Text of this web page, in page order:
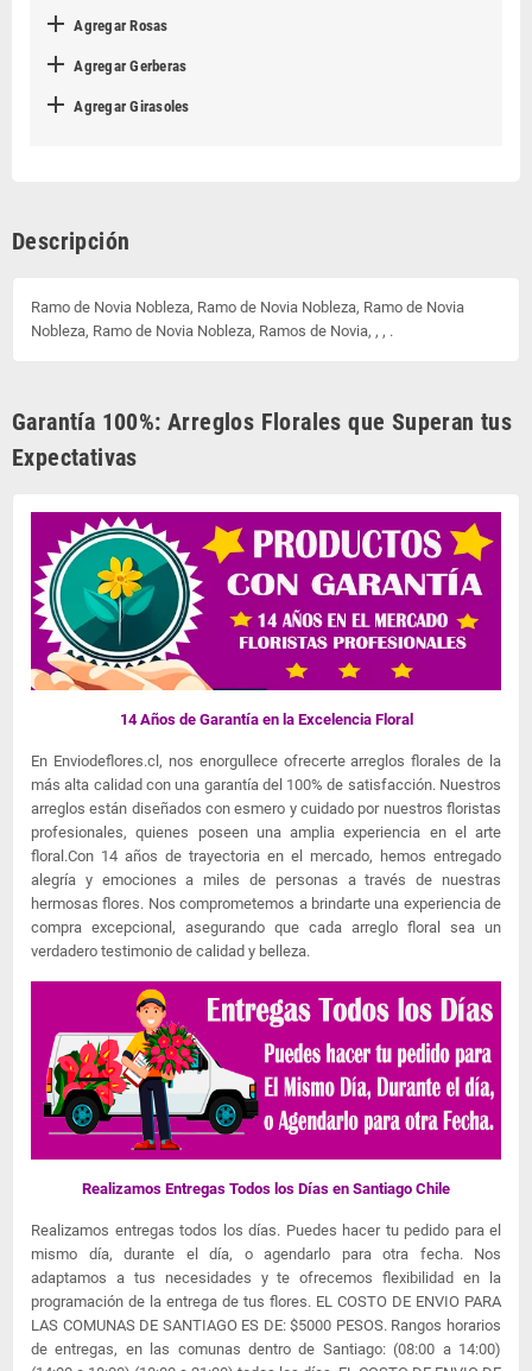
 Agregar Rosas
 Agregar Gerberas
 Agregar Girasoles
Descripción
Ramo de Novia Nobleza, Ramo de Novia Nobleza, Ramo de Novia
Nobleza, Ramo de Novia Nobleza, Ramos de Novia, , , .
Garantía 100%: Arreglos Florales que Superan tus
Expectativas
14 Años de Garantía en la Excelencia Floral
En Enviodeflores.cl, nos enorgullece ofrecerte arreglos florales de la
más alta calidad con una garantía del 100% de satisfacción. Nuestros
arreglos están diseñados con esmero y cuidado por nuestros floristas
profesionales, quienes poseen una amplia experiencia en el arte
floral.Con 14 años de trayectoria en el mercado, hemos entregado
alegría y emociones a miles de personas a través de nuestras
hermosas flores. Nos comprometemos a brindarte una experiencia de
compra excepcional, asegurando que cada arreglo floral sea un
verdadero testimonio de calidad y belleza.
Realizamos Entregas Todos los Días en Santiago Chile
Realizamos entregas todos los días. Puedes hacer tu pedido para el
mismo día, durante el día, o agendarlo para otra fecha. Nos
adaptamos a tus necesidades y te ofrecemos flexibilidad en la
programación de la entrega de tus flores. EL COSTO DE ENVIO PARA
LAS COMUNAS DE SANTIAGO ES DE: $5000 PESOS. Rangos horarios
de entregas, en las comunas dentro de Santiago: (08:00 a 14:00)